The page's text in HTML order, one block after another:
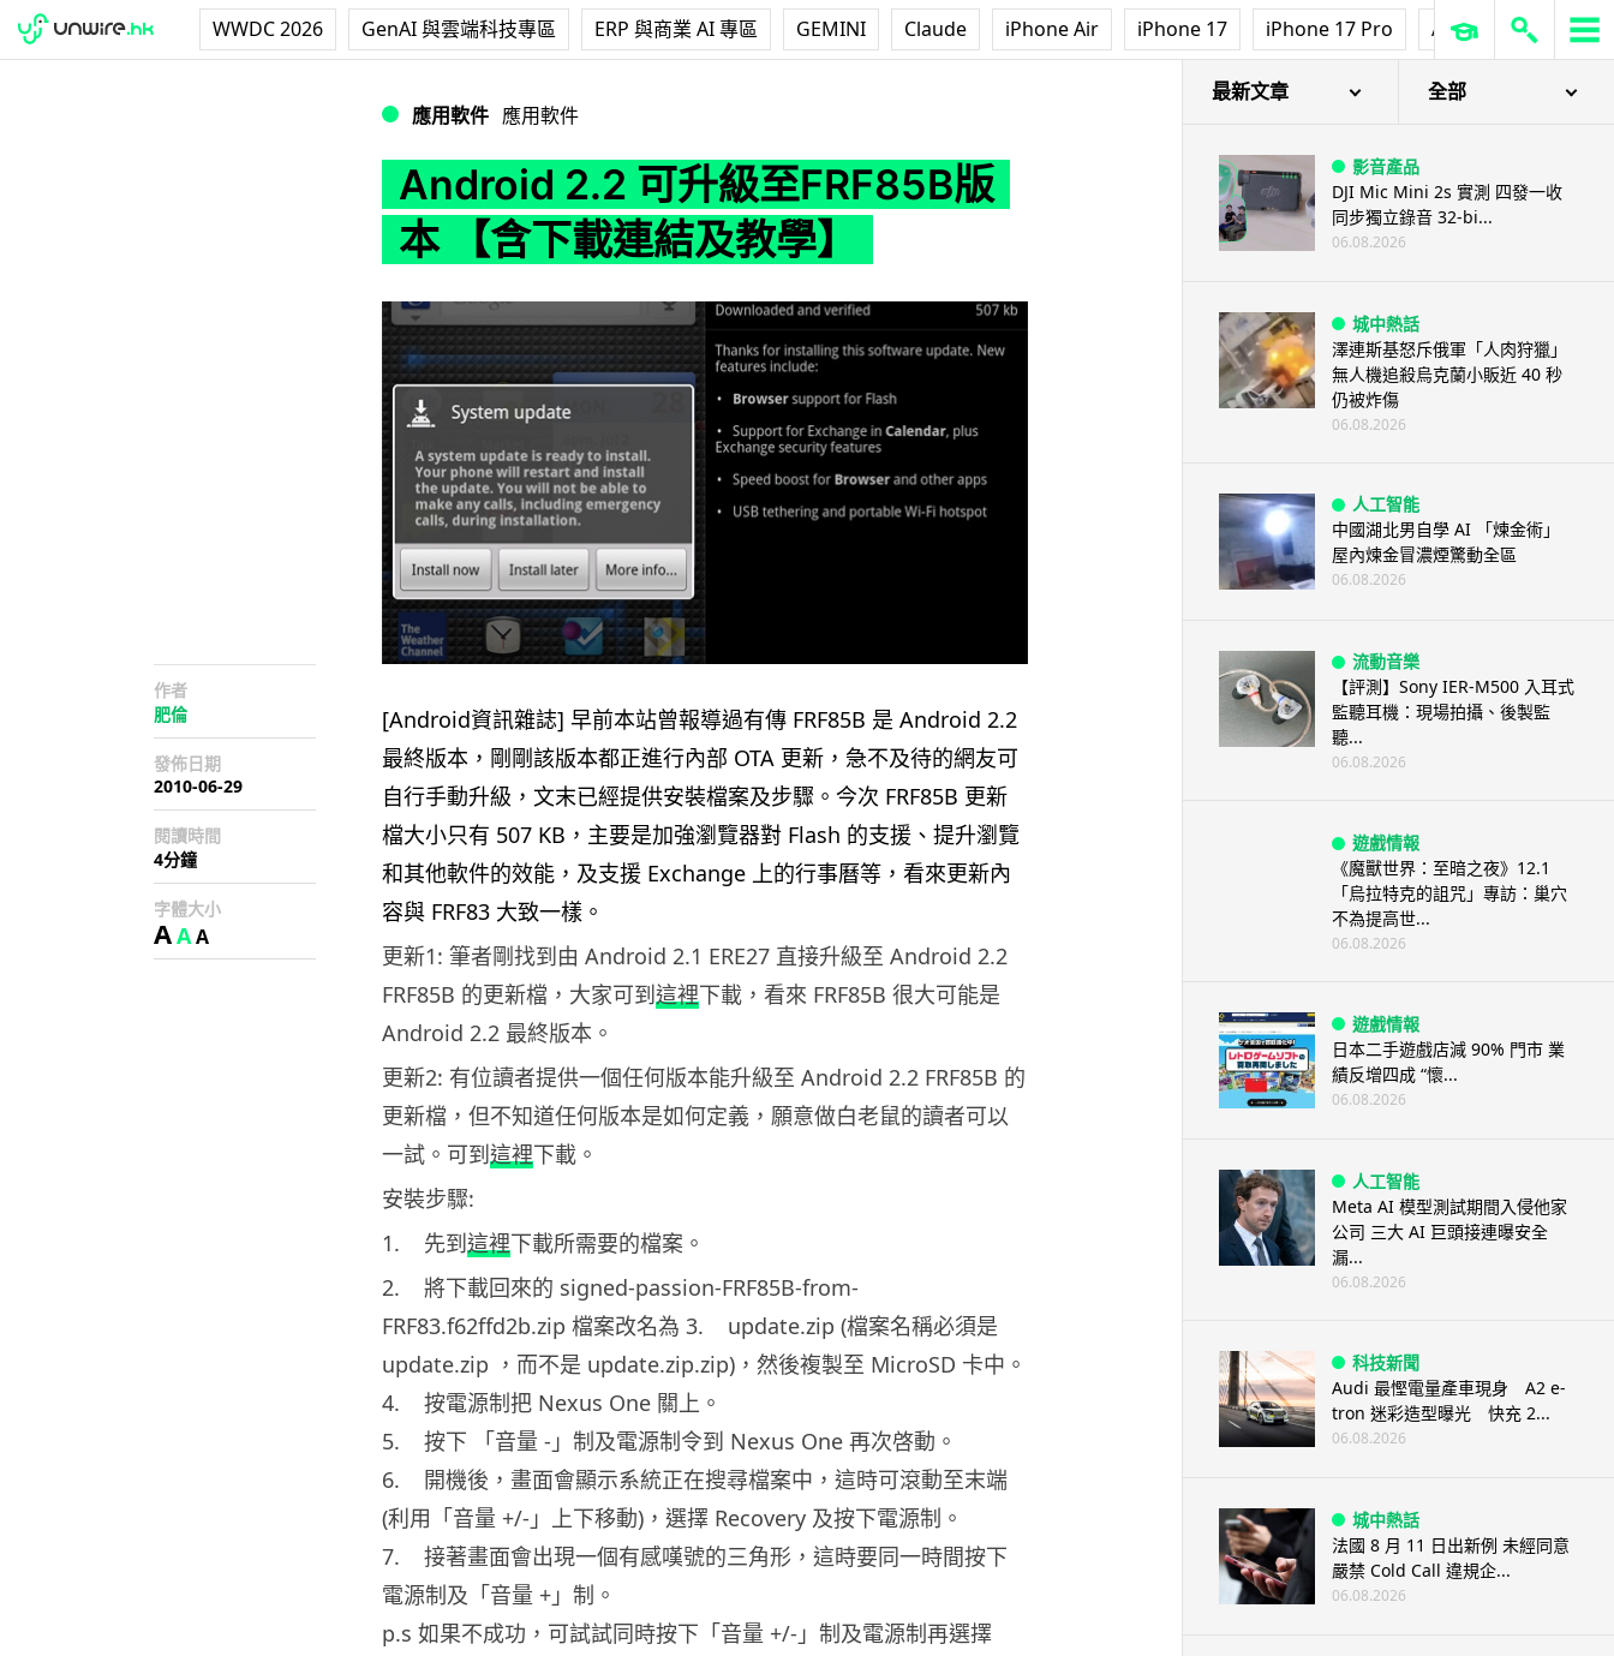
WWDC 2026 GenAI 與雲端科技專區 ERP 與商業 AI 專區 GEMINI Claude iPhone Air iPhone 17 iPhone 17 Pro AirPods Pro 3
應用軟件 應用軟件
Android 2.2 可升級至FRF85B版
本 【含下載連結及教學】
作者
肥倫
發佈日期
2010-06-29
閱讀時間
4分鐘
字體大小
AAA
[Android資訊雜誌] 早前本站曾報導過有傳 FRF85B 是 Android 2.2
最終版本，剛剛該版本都正進行內部 OTA 更新，急不及待的網友可
自行手動升級，文末已經提供安裝檔案及步驟。今次 FRF85B 更新
檔大小只有 507 KB，主要是加強瀏覽器對 Flash 的支援、提升瀏覽
和其他軟件的效能，及支援 Exchange 上的行事曆等，看來更新內
容與 FRF83 大致一樣。
更新1: 筆者剛找到由 Android 2.1 ERE27 直接升級至 Android 2.2
FRF85B 的更新檔，大家可到這裡下載，看來 FRF85B 很大可能是
Android 2.2 最終版本。
更新2: 有位讀者提供一個任何版本能升級至 Android 2.2 FRF85B 的
更新檔，但不知道任何版本是如何定義，願意做白老鼠的讀者可以
一試。可到這裡下載。
安裝步驟:
1. 先到這裡下載所需要的檔案。
2. 將下載回來的 signed-passion-FRF85B-from-
FRF83.f62ffd2b.zip 檔案改名為 3. update.zip (檔案名稱必須是
update.zip ，而不是 update.zip.zip)，然後複製至 MicroSD 卡中。
4. 按電源制把 Nexus One 關上。
5. 按下 「音量 -」制及電源制令到 Nexus One 再次啓動。
6. 開機後，畫面會顯示系統正在搜尋檔案中，這時可滾動至末端
(利用「音量 +/-」上下移動)，選擇 Recovery 及按下電源制。
7. 接著畫面會出現一個有感嘆號的三角形，這時要同一時間按下
電源制及「音量 +」制。
p.s 如果不成功，可試試同時按下「音量 +/-」制及電源制再選擇
最新文章 全部
影音產品
DJI Mic Mini 2s 實測 四發一收
同步獨立錄音 32-bi...
06.08.2026
城中熱話
澤連斯基怒斥俄軍「人肉狩獵」
無人機追殺烏克蘭小販近 40 秒
仍被炸傷
06.08.2026
人工智能
中國湖北男自學 AI 「煉金術」
屋內煉金冒濃煙驚動全區
06.08.2026
流動音樂
【評測】Sony IER-M500 入耳式
監聽耳機：現場拍攝、後製監
聽...
06.08.2026
遊戲情報
《魔獸世界：至暗之夜》12.1
「烏拉特克的詛咒」專訪：巢穴
不為提高世...
06.08.2026
遊戲情報
日本二手遊戲店減 90% 門市 業
績反增四成 “懷...
06.08.2026
人工智能
Meta AI 模型測試期間入侵他家
公司 三大 AI 巨頭接連曝安全
漏...
06.08.2026
科技新聞
Audi 最慳電量產車現身 A2 e-
tron 迷彩造型曝光 快充 2...
06.08.2026
城中熱話
法國 8 月 11 日出新例 未經同意
嚴禁 Cold Call 違規企...
06.08.2026